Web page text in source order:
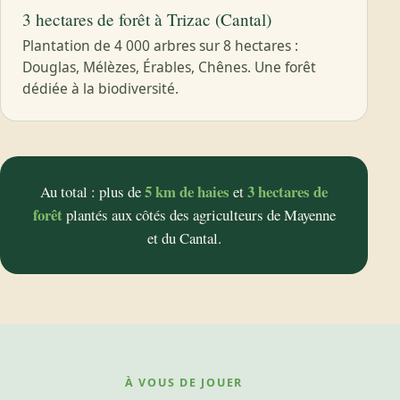
3 hectares de forêt à Trizac (Cantal)
Plantation de 4 000 arbres sur 8 hectares :
Douglas, Mélèzes, Érables, Chênes. Une forêt
dédiée à la biodiversité.
Au total : plus de5 km de haies et3 hectares de
forêtplantés aux côtés des agriculteurs de Mayenne
et du Cantal.
À VOUS DE JOUER